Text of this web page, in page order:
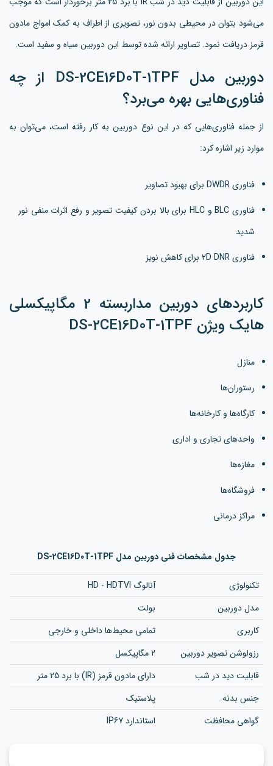
می‌شود بتوان در محیطی بدون نور، تصویری از اطراف به کمک امواج مادون
قرمز دریافت نمود. تصاویر ارائه شده توسط این دوربین سیاه و سفید است.
دوربین مدل DS-2CE16D0T-1TPF از چه
فناوری‌هایی بهره می‌برد؟
از جمله فناوری‌هایی که در این نوع دوربین به کار رفته است، می‌توان به
موارد زیر اشاره کرد:
فناوری DWDR برای بهبود تصاویر
فناوری BLC و HLC برای بالا بردن کیفیت تصویر و رفع اثرات منفی نور
شدید
فناوری 2D DNR برای کاهش نویز
کاربردهای دوربین مداربسته 2 مگاپیکسلی
هایک ویژن DS-2CE16D0T-1TPF
منازل
رستوران‌ها
کارگاه‌ها و کارخانه‌ها
واحدهای تجاری و اداری
مغازه‌ها
فروشگاه‌ها
مراکز درمانی
جدول مشخصات فنی دوربین مدل DS-2CE16D0T-1TPF
تکنولوژی
آنالوگ HD - HDTVI
مدل دوربین
بولت
کاربری
تمامی محیط‌ها داخلی و خارجی
رزولوشن تصویر دوربین
2 مگاپیکسل
قابلیت دید در شب
دارای مادون قرمز (IR) با برد 25 متر
جنس بدنه
پلاستیک
گواهی محافظت
استاندارد IP67